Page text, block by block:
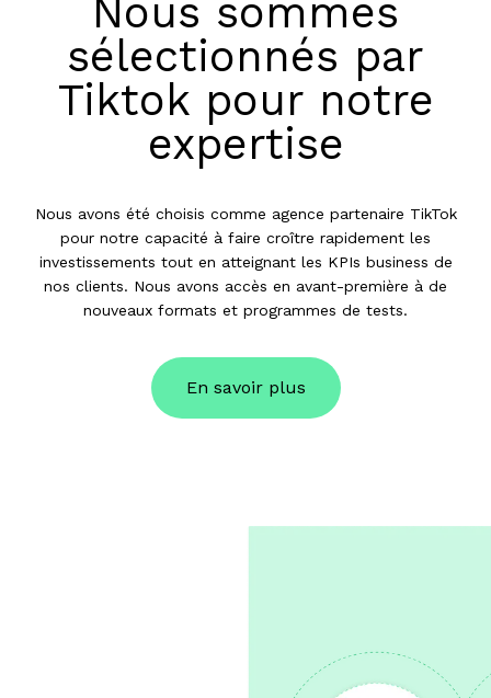
Nous sommes
sélectionnés par
Tiktok pour notre
expertise
Nous avons été choisis comme agence partenaire TikTok
pour notre capacité à faire croître rapidement les
investissements tout en atteignant les KPIs business de
nos clients. Nous avons accès en avant-première à de
nouveaux formats et programmes de tests.
En savoir plus